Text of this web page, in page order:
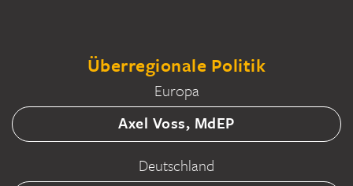
Überregionale Politik
Europa
Axel Voss, MdEP
Deutschland